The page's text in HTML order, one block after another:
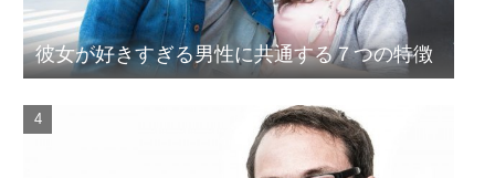
彼女が好きすぎる男性に共通する７つの特徴